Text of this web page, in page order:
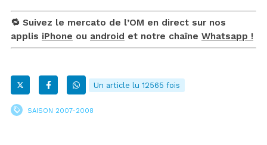
🔁 Suivez le mercato de l’OM en direct sur nos
applis iPhone ou android et notre chaîne Whatsapp !
Un article lu 12565 fois
SAISON 2007-2008